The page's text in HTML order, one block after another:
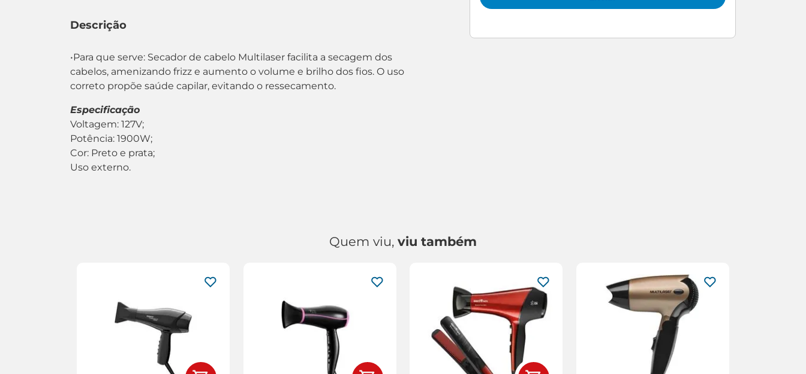
Descrição
•Para que serve: Secador de cabelo Multilaser facilita a secagem dos
cabelos, amenizando frizz e aumento o volume e brilho dos fios. O uso
correto propõe saúde capilar, evitando o ressecamento.
Especificação
Voltagem: 127V;
Potência: 1900W;
Cor: Preto e prata;
Uso externo.
Quem viu, viu também